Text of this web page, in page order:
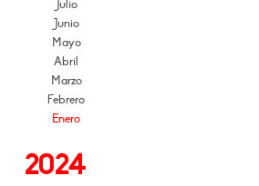
Julio
Junio
Mayo
Abril
Marzo
Febrero
Enero
2024